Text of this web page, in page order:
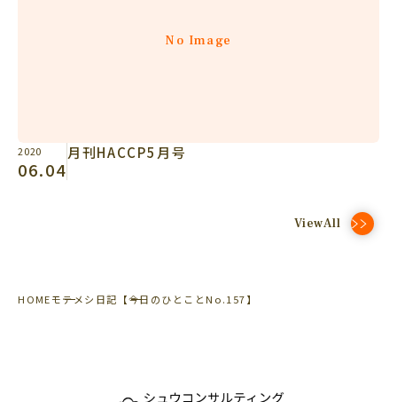
No Image
2020
06.04
月刊HACCP5月号
ViewAll
HOMEモテメシ日記 【今日のひとことNo.157】